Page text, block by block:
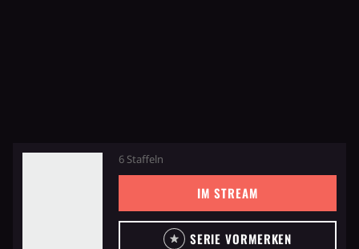
6 Staffeln
IM STREAM
SERIE VORMERKEN